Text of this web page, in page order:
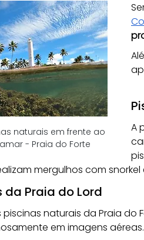
naturais em frente ao
- Praia do Forte
A
mergulhos com
Praia do Lord
naturais da Praia do
em imagens aéreas.